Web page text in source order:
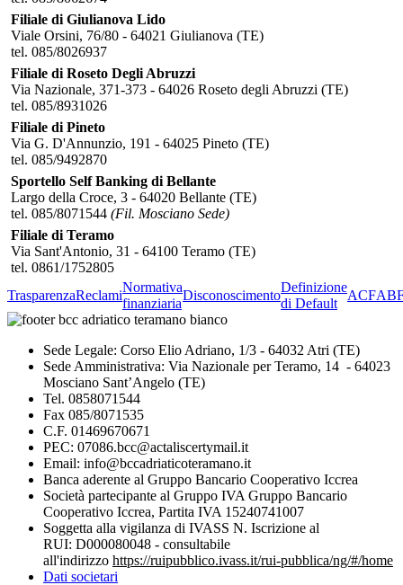
Filiale di Giulianova Lido
Viale Orsini, 76/80 - 64021 Giulianova (TE)
tel. 085/8026937
Filiale di Roseto Degli Abruzzi
Via Nazionale, 371-373 - 64026 Roseto degli Abruzzi (TE)
tel. 085/8931026
Filiale di Pineto
Via G. D'Annunzio, 191 - 64025 Pineto (TE)
tel. 085/9492870
Sportello Self Banking di Bellante
Largo della Croce, 3 - 64020 Bellante (TE)
tel. 085/8071544 (Fil. Mosciano Sede)
Filiale di Teramo
Via Sant'Antonio, 31 - 64100 Teramo (TE)
tel. 0861/1752805
TrasparenzaReclami
Normativa
finanziaria
Disconoscimento
Definizione
di Default
ACF
Sede Legale: Corso Elio Adriano, 1/3 - 64032 Atri (TE)
Sede Amministrativa: Via Nazionale per Teramo, 14 - 64023
Mosciano Sant’Angelo (TE)
Tel. 0858071544
Fax 085/8071535
C.F. 01469670671
PEC: 07086.bcc@actaliscertymail.it
Email: info@bccadriaticoteramano.it
Banca aderente al Gruppo Bancario Cooperativo Iccrea
Società partecipante al Gruppo IVA Gruppo Bancario
Cooperativo Iccrea, Partita IVA 15240741007
Soggetta alla vigilanza di IVASS N. Iscrizione al
RUI: D000080048 - consultabile
all'indirizzo https://ruipubblico.ivass.it/rui-pubblica/ng/#/home
Dati societari